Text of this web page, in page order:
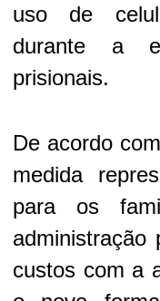
uso de
durante a
prisionais.
De acordo
medida
para os
administração
custos com a